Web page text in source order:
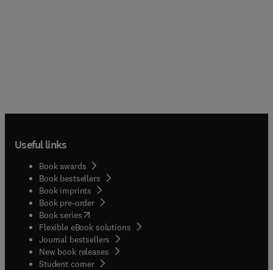
Useful links
Book awards
Book bestsellers
Book imprints
Book pre-order
Book series(opens in new tab/window
Flexible eBook solutions
Journal bestsellers
New book releases
Student corner( opens in new tab/window